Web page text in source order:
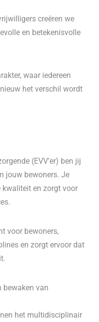
creëren we
en betekenisvolle
waar iedereen
het verschil wordt
(EVV’er) ben jij
jouw bewoners. Je
kwaliteit en zorgt voor
voor bewoners,
en zorgt ervoor dat
bewaken van
het multidisciplinair